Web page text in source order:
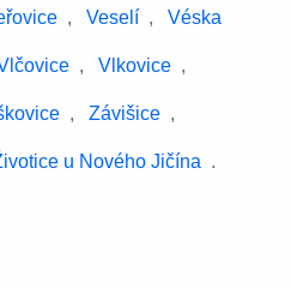
, Veselí , Véska
, Vlkovice ,
, Závišice ,
u Nového Jičína .